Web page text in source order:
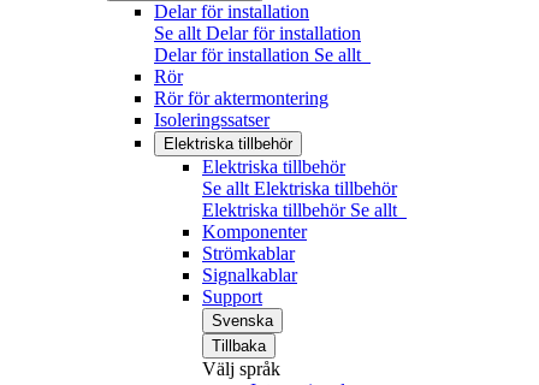
Delar för installation
Se allt Delar för installation
Delar för installation Se allt
Rör
Rör för aktermontering
Isoleringssatser
Elektriska tillbehör
Elektriska tillbehör
Se allt Elektriska tillbehör
Elektriska tillbehör Se allt
Komponenter
Strömkablar
Signalkablar
Support
Svenska
Tillbaka
Välj språk